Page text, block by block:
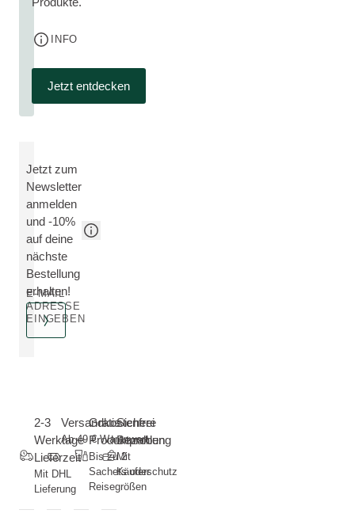
INFO
Jetzt entdecken
Jetzt zum
Newsletter
anmelden
und -10%
auf deine
nächste
Bestellung
erhalten!
E-MAIL
ADRESSE
EINGEBEN
2-3
Werktage
Lieferzeit
Mit DHL
Lieferung
Versandkostenfrei
Ab 49 € Warenwert
Gratis
Produktproben
Bis zu 2
Sachets oder
Reisegrößen
Sichere
Bezahlung
Mit
Käuferschutz